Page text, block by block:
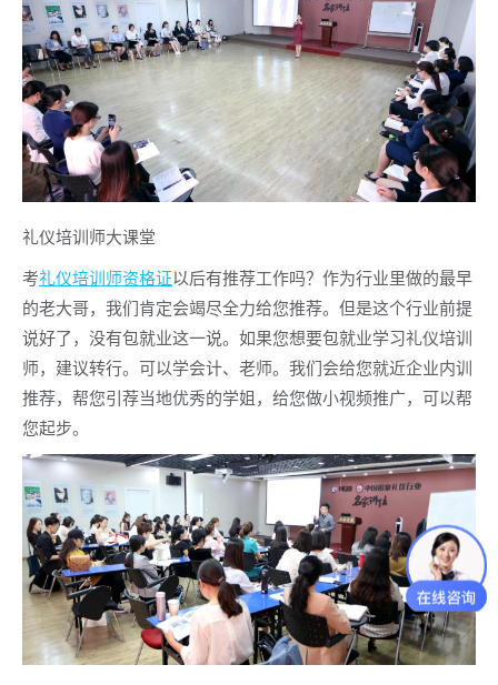
礼仪培训师大课堂
考礼仪培训师资格证以后有推荐工作吗？作为行业里做的最早
的老大哥，我们肯定会竭尽全力给您推荐。但是这个行业前提
说好了，没有包就业这一说。如果您想要包就业学习礼仪培训
师，建议转行。可以学会计、老师。我们会给您就近企业内训
推荐，帮您引荐当地优秀的学姐，给您做小视频推广，可以帮
您起步。